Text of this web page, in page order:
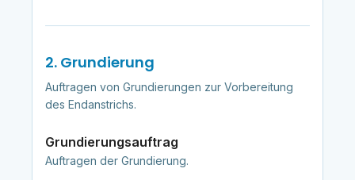
2. Grundierung
Auftragen von Grundierungen zur Vorbereitung
des Endanstrichs.
Grundierungsauftrag
Auftragen der Grundierung.